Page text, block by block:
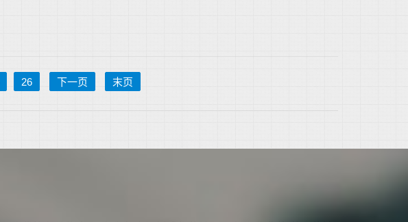
26 下一页 末页